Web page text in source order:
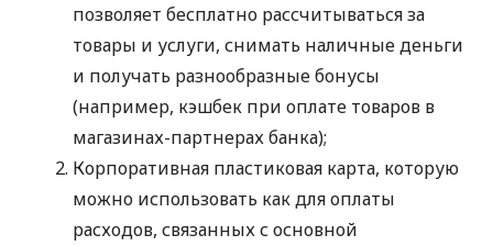
позволяет бесплатно рассчитываться за
товары и услуги, снимать наличные деньги
и получать разнообразные бонусы
(например, кэшбек при оплате товаров в
магазинах-партнерах банка);
Корпоративная пластиковая карта, которую
можно использовать как для оплаты
расходов, связанных с основной